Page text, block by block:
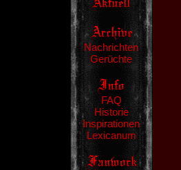
Nachrichten
Gerüchte
FAQ
Historie
Inspirationen
Lexicanum